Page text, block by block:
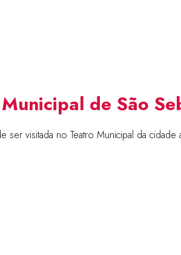
de São
ser visitada no Teatro Municipal da